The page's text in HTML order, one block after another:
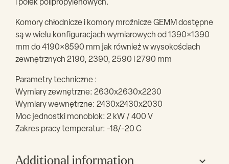
i półek polipropylenowych.
Komory chłodnicze i komory mroźnicze GEMM dostępne
są w wielu konfiguracjach wymiarowych od 1390×1390
mm do 4190×8590 mm jak również w wysokościach
zewnętrznych 2190, 2390, 2590 i 2790 mm
Parametry techniczne :
Wymiary zewnętrzne: 2630x2630x2230
Wymiary wewnętrzne: 2430x2430x2030
Moc jednostki monoblok: 2 kW / 400 V
Zakres pracy temperatur: -18/-20 C
Additional information